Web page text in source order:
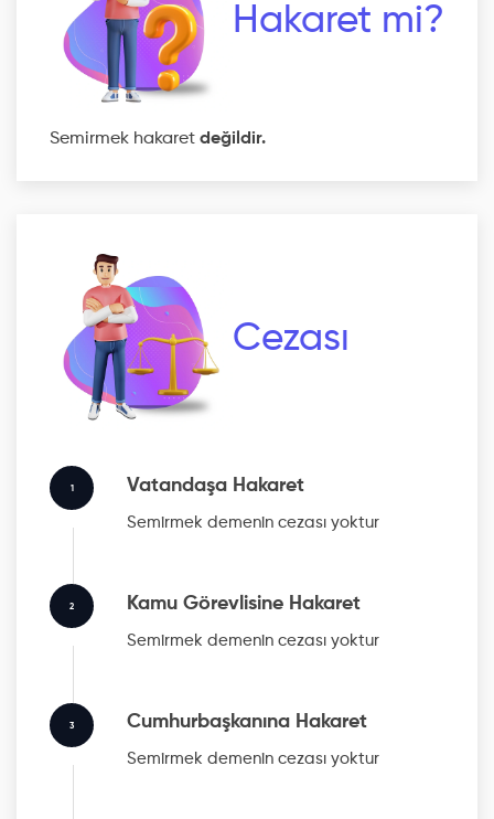
Hakaret mi?
Semirmek hakaret değildir.
Cezası
1 Vatandaşa Hakaret
Semirmek demenin cezası yoktur
2 Kamu Görevlisine Hakaret
Semirmek demenin cezası yoktur
3 Cumhurbaşkanına Hakaret
Semirmek demenin cezası yoktur